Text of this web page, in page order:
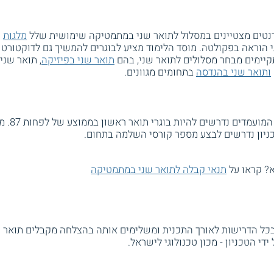
מצטיינים במסלול לתואר שני במתמטיקה שימושית שללמלגות
הוראה בפקולטה. מוסד הלימוד מציע לבוגרים להמשיך גם
מבחר מסלולים לתואר שני, בהם תואר שני בפיזיקה, תואר
ותואר שני בהנדסהבתחומים מגוונים.
כדי
נדרשים לבצע מספר קורסי השלמה בתחום.
קראו על תנאי קבלה לתואר שני במתמטיקה
הדרישות לאורך התכנית ומשלימים אותה בהצלחה מקבלים
הטכניון - מכון טכנולוגי לישראל.